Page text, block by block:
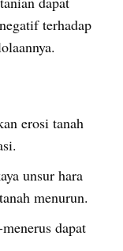
terhadap
erosi tanah
unsur hara
menurun.
dapat